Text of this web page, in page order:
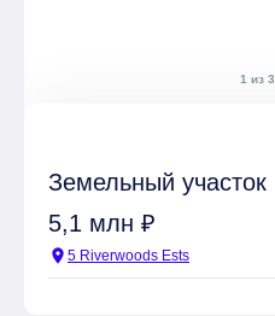
1 из 3
Земельный участок
5,1 млн ₽
location_on 5 Riverwoods Ests